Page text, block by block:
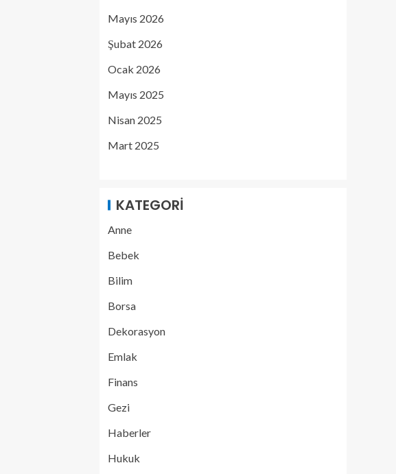
Mayıs 2026
Şubat 2026
Ocak 2026
Mayıs 2025
Nisan 2025
Mart 2025
KATEGORI
Anne
Bebek
Bilim
Borsa
Dekorasyon
Emlak
Finans
Gezi
Haberler
Hukuk